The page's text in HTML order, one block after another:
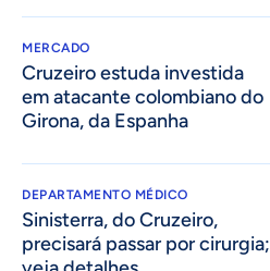
MERCADO
Cruzeiro estuda investida
em atacante colombiano do
Girona, da Espanha
DEPARTAMENTO MÉDICO
Sinisterra, do Cruzeiro,
precisará passar por cirurgia;